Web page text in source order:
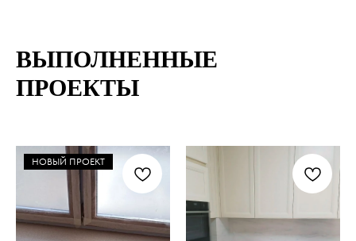
ВЫПОЛНЕННЫЕ
ПРОЕКТЫ
НОВЫЙ ПРОЕКТ